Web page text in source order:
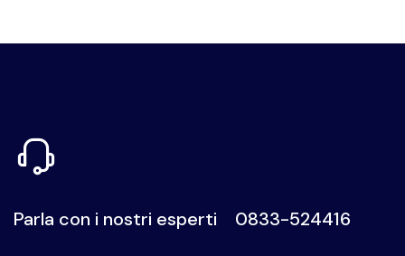
Parla con i nostri esperti 0833-524416